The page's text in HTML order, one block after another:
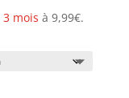
mois à 9,99€.